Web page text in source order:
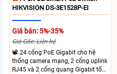
HIKVISION DS-3E1528P-EI
Giá bán: 5%-35%
Giá Gốc: Liên hệ
📽 24 cổng PoE Gigabit cho hệ
thống camera mạng, 2 cổng uplink
RJ45 và 2 cổng quang Gigabit tốc